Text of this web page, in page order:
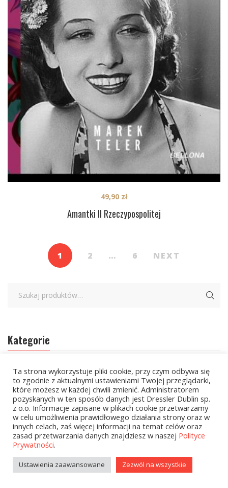
Amantki II Rzeczypospolitej
49,90 zł
1 2 … 6 NEXT
Kategorie
zobacz wszystkie
Kolekcje Biedronka
Kolekcje Biedronka - 16.02.2026
Wielcy Humaniści - 16.02.2026
Kolekcje Biedronka - 16.03.2026
Ta strona wykorzystuje pliki cookie, przy czym odbywa się
to zgodnie z aktualnymi ustawieniami Twojej przeglądarki,
które możesz w każdej chwili zmienić. Administratorem
pozyskanych w ten sposób danych jest Dressler Dublin sp.
z o.o. Informacje zapisane w plikach cookie przetwarzamy
w celu umożliwienia prawidłowego działania strony oraz w
innych celach, zaś więcej informacji na temat celów oraz
zasad przetwarzania danych znajdziesz w naszej Polityce
Prywatności.
Ustawienia zaawansowane Zezwól na wszystkie